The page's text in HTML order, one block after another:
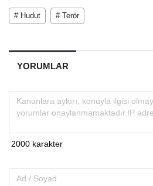
# Hudut # Terör
YORUMLAR